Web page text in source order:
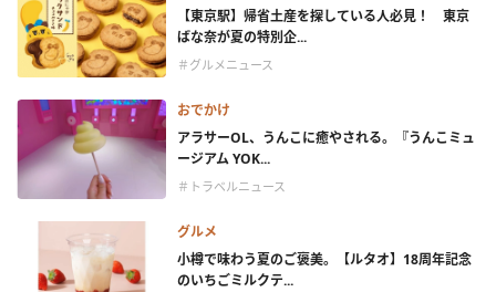
【東京駅】帰省土産を探している人必見！ 東京
ばな奈が夏の特別企...
＃グルメニュース
おでかけ
アラサーOL、うんこに癒やされる。『うんこミュ
ージアム YOK...
＃トラベルニュース
グルメ
小樽で味わう夏のご褒美。【ルタオ】18周年記念
のいちごミルクテ...